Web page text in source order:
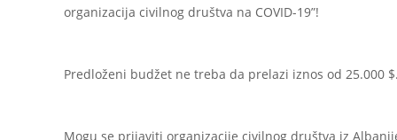
organizacija civilnog društva na COVID-19”!
Predloženi budžet ne treba da prelazi iznos od 25.000 $.
Mogu se prijaviti organizacije civilnog društva iz